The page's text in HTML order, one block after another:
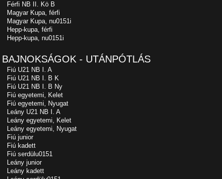
Férfi NB II. Kö B
Magyar Kupa, férfi
Magyar Kupa, nu0151i
Hepp-kupa, férfi
Hepp-kupa, nu0151i
BAJNOKSÁGOK - UTÁNPÓTLÁS
Fiú U21 NB I. A
Fiú U21 NB I. B K
Fiú U21 NB I. B Ny
Fiú egyetemi, Kelet
Fiú egyetemi, Nyugat
Leány U21 NB I. A
Leány egyetemi, Kelet
Leány egyetemi, Nyugat
Fiú junior
Fiú kadett
Fiú serdülu0151
Leány junior
Leány kadett